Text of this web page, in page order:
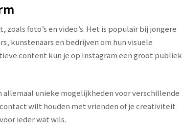
foto’s en video’s. Het is populair bij jongere
kunstenaars en bedrijven om hun visuele
content kun je op Instagram een groot publiek
unieke mogelijkheden voor verschillende
wilt houden met vrienden of je creativiteit
ieder wat wils.